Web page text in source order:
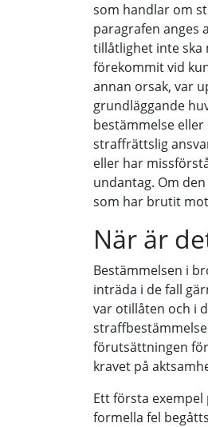
som handlar om
paragrafen anges
tillåtlighet inte ska
förekommit vid
annan orsak, var
grundläggande
bestämmelse
straffrättslig
eller har
undantag. Om
som har brutit
När är
Bestämmelsen i
inträda i de fall
var otillåten och i
förutsättningen
kravet på
Ett första
formella fel